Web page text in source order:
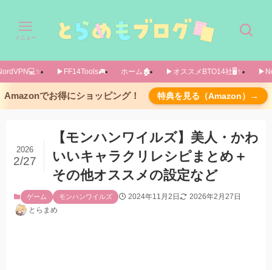
メニュー
▶FF14Tools🎮️ ホーム🏚️ ▶オススメBTO14社🖥️✨️
Amazonでお得にショッピング！ 特典を見る（Amazon）→
【モンハンワイルズ】美人・かわ
いいキャラクリレシピまとめ＋
その他オススメの設定など
2026
2/27
ゲーム モンハンワイルズ 2024年11月2日
2026年2月27日
とらまめ
【2025/03/08追記】重ね着コーデまとめ記事も
投稿しました！
キャラメイクレシピまとめ
aespa ウィンター キャラクリコード
FF15のルナフレーナのキャラクリ
「クレオパトラ」さま
【2025/04/17追記】製品版対応レシピ動画が出
ていたので紹介します！